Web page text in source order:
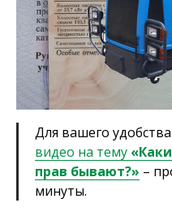
Для вашего
видео на тему
прав бывают?» –
минуты.